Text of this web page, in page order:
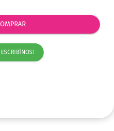
ESCRIBÍNOS!